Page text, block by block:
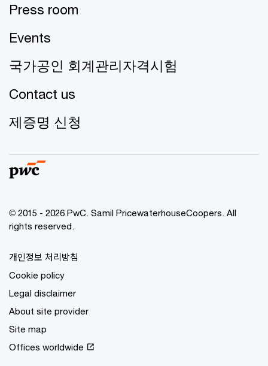
Press room
Events
국가공인 회계관리자격시험
Contact us
제증명 신청
© 2015 - 2026 PwC. Samil PricewaterhouseCoopers. All
rights reserved.
개인정보 처리방침
Cookie policy
Legal disclaimer
About site provider
Site map
Offices worldwide